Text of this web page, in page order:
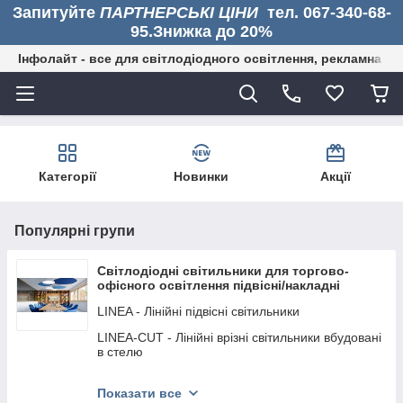
Запитуйте ПАРТНЕРСЬКІ ЦІНИтел. 067-340-68-
95.Знижка до 20%
Інфолайт - все для світлодіодного освітлення, рекламна
Категорії Новинки Акції
Популярні групи
Світлодіодні світильники для торгово-
офісного освітлення підвісні/накладні
LINEA - Лінійні підвісні світильники
LINEA-CUT - Лінійні врізні світильники вбудовані
в стелю
Показати все